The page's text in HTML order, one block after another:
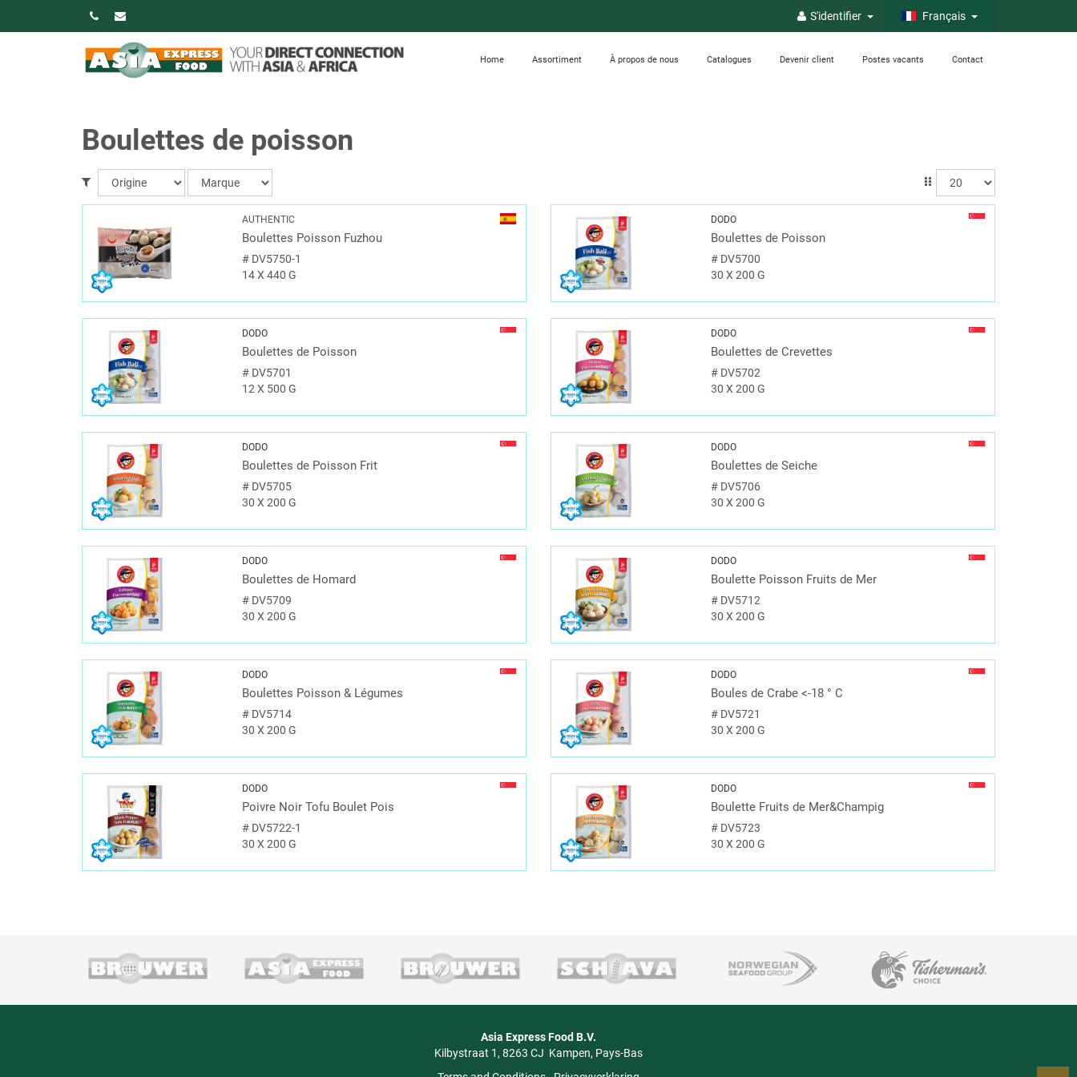
S'identifier Français
Home Assortiment À propos de nous Catalogues Devenir client Postes vacants Contact
Boulettes de poisson
AUTHENTIC
Boulettes Poisson Fuzhou
# DV5750-1
14 X 440 G
DODO
Boulettes de Poisson
# DV5700
30 X 200 G
DODO
Boulettes de Poisson
# DV5701
12 X 500 G
DODO
Boulettes de Crevettes
# DV5702
30 X 200 G
DODO
Boulettes de Poisson Frit
# DV5705
30 X 200 G
DODO
Boulettes de Seiche
# DV5706
30 X 200 G
DODO
Boulettes de Homard
# DV5709
30 X 200 G
DODO
Boulette Poisson Fruits de Mer
# DV5712
30 X 200 G
DODO
Boulettes Poisson & Légumes
# DV5714
30 X 200 G
DODO
Boules de Crabe <-18 ° C
# DV5721
30 X 200 G
DODO
Poivre Noir Tofu Boulet Pois
# DV5722-1
30 X 200 G
DODO
Boulette Fruits de Mer&Champig
# DV5723
30 X 200 G
Asia Express Food B.V.
Kilbystraat 1 8263 CJ Kampen Pays-Bas